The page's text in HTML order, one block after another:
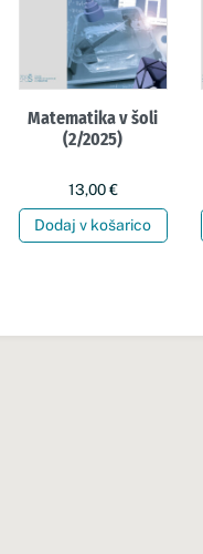
Matematika v šoli
(2/2025)
13,00€
Dodaj v košarico